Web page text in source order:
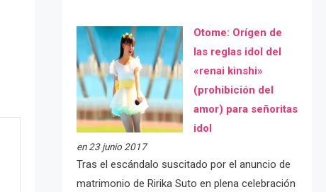
Otome: Orígen de
las reglas idol del
«renai kinshi»
(prohibición del
amor) para señoritas
idol
en 23 junio 2017
Tras el escándalo suscitado por el anuncio de
matrimonio de Ririka Suto en plena celebración